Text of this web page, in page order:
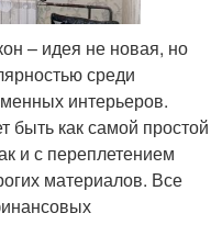
– идея не новая, но
среди
интерьеров.
быть как самой простой
и с переплетением
материалов. Все